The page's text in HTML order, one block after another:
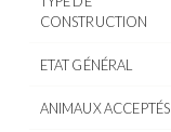
CONSTRUCTION
ETAT GÉNÉRAL
ANIMAUX ACCEPTÉS